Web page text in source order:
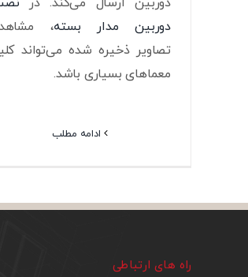
دوربین مدار بسته،
تصاویر ذخیره شده می‌تواند
معماهای بسیاری باشد.
ادامه مطلب
راه های ارتباطی